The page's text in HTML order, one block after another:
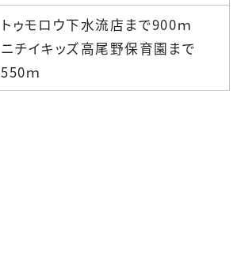
トゥモロウ下水流店まで900ｍ
ニチイキッズ高尾野保育園まで
550ｍ